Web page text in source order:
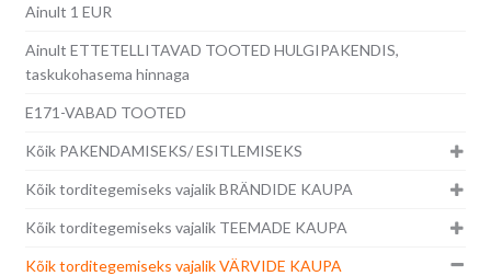
Ainult 1 EUR
Ainult ETTETELLITAVAD TOOTED HULGIPAKENDIS,
taskukohasema hinnaga
E171-VABAD TOOTED
Kõik PAKENDAMISEKS/ ESITLEMISEKS
Kõik torditegemiseks vajalik BRÄNDIDE KAUPA
Kõik torditegemiseks vajalik TEEMADE KAUPA
Kõik torditegemiseks vajalik VÄRVIDE KAUPA